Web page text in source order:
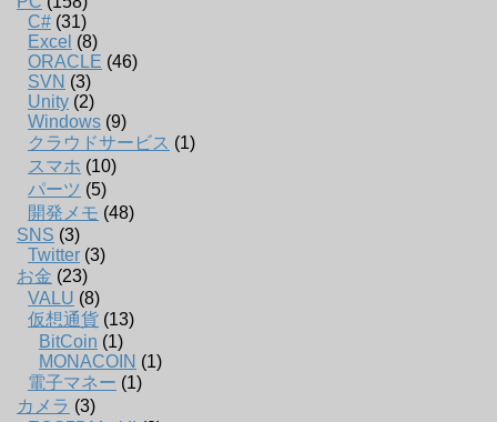
C# (31)
Excel (8)
ORACLE (46)
SVN (3)
Unity (2)
Windows (9)
クラウドサービス (1)
スマホ (10)
パーツ (5)
開発メモ (48)
SNS (3)
Twitter (3)
お金 (23)
VALU (8)
仮想通貨 (13)
BitCoin (1)
MONACOIN (1)
電子マネー (1)
カメラ (3)